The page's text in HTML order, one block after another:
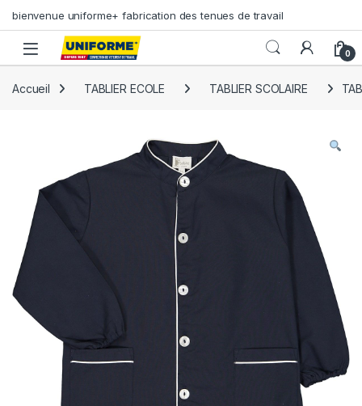
bienvenue uniforme+ fabrication des tenues de travail
0
Accueil TABLIER ECOLE TABLIER SCOLAIRE